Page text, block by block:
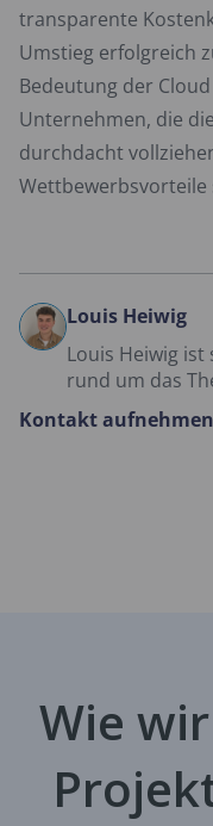
transparente
Umstieg erfolgreich
Bedeutung der
Unternehmen, die
durchdacht
Wettbewerbsvorteile
Louis Heiwig
Louis Heiwig ist
rund um das
Kontakt aufnehmen
Wie